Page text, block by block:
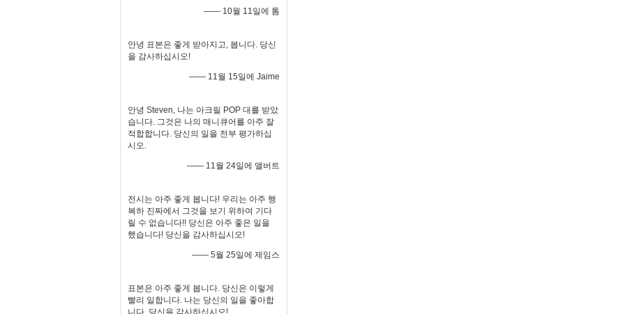
—— 10월 11일에 톰
안녕 표본은 좋게 받아지고, 봅니다. 당신
을 감사하십시오!
—— 11월 15일에 Jaime
안녕 Steven, 나는 아크릴 POP 대를 받았
습니다. 그것은 나의 매니큐어를 아주 잘
적합합니다. 당신의 일을 전부 평가하십
시오.
—— 11월 24일에 앨버트
전시는 아주 좋게 봅니다! 우리는 아주 행
복하 진짜에서 그것을 보기 위하여 기다
릴 수 없습니다!! 당신은 아주 좋은 일을
했습니다! 당신을 감사하십시오!
—— 5월 25일에 제임스
표본은 아주 좋게 봅니다. 당신은 이렇게
빨리 일합니다. 나는 당신의 일을 좋아합
니다. 당신을 감사하십시오!